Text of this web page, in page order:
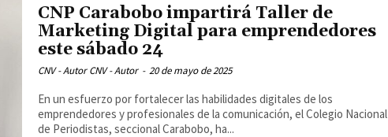
CNP Carabobo impartirá Taller de
Marketing Digital para emprendedores
este sábado 24
CNV - Autor CNV - Autor - 20 de mayo de 2025
En un esfuerzo por fortalecer las habilidades digitales de los
emprendedores y profesionales de la comunicación, el Colegio Nacional
de Periodistas, seccional Carabobo, ha...